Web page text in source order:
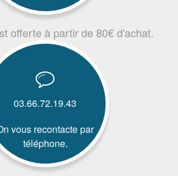
offerte à partir de 80€ d'achat.
03.66.72.19.43
vous recontacte par
téléphone.